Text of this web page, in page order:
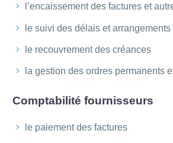
l’encaissement des factures et
le suivi des délais et
le recouvrement des créances
la gestion des ordres permanents
Comptabilité fournisseurs
le paiement des factures